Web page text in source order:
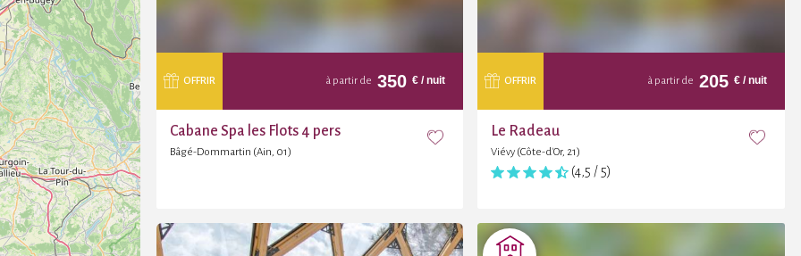
OFFRIR à partir de 350 €/ nuit
Cabane Spa les Flots 4 pers
Bâgé-Dommartin (Ain, 01)
OFFRIR à partir de 205 € / nuit
Le Radeau
Viévy (Côte-d'Or, 21)
(4,5 / 5)